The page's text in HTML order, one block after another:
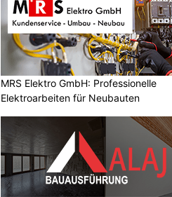
MRS Elektro GmbH: Professionelle
Elektroarbeiten für Neubauten